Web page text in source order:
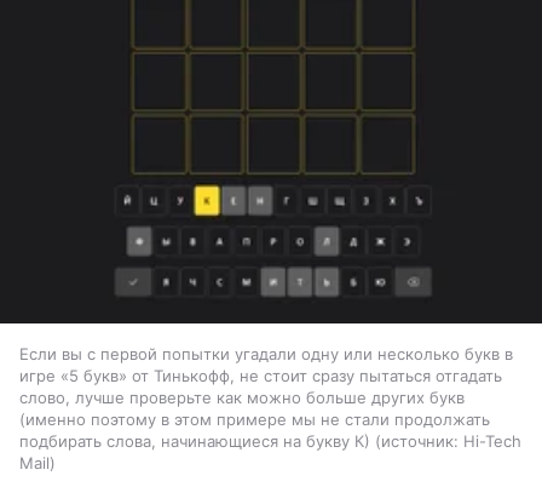
Если вы с первой попытки угадали одну или несколько букв в
игре «5 букв» от Тинькофф, не стоит сразу пытаться отгадать
слово, лучше проверьте как можно больше других букв
(именно поэтому в этом примере мы не стали продолжать
подбирать слова, начинающиеся на букву К)
источник: Hi-Tech
Mail